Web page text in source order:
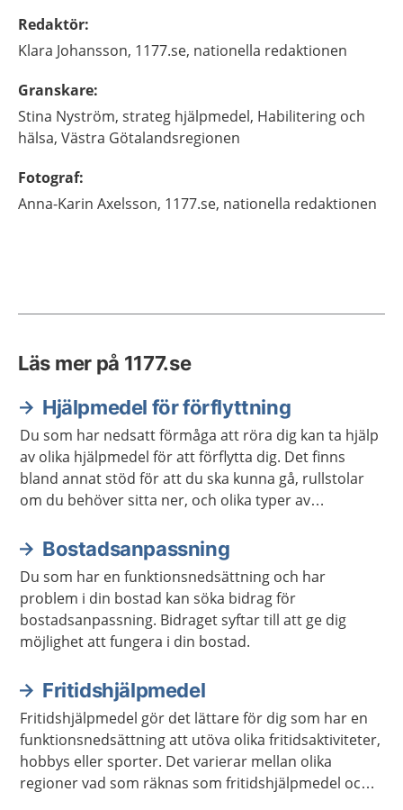
Redaktör:
Klara Johansson, 1177.se, nationella redaktionen
Granskare:
Stina Nyström, strateg hjälpmedel, Habilitering och
hälsa, Västra Götalandsregionen
Fotograf:
Anna-Karin Axelsson, 1177.se, nationella redaktionen
Läs mer på 1177.se
Hjälpmedel för förflyttning
Du som har nedsatt förmåga att röra dig kan ta hjälp
av olika hjälpmedel för att förflytta dig. Det finns
bland annat stöd för att du ska kunna gå, rullstolar
om du behöver sitta ner, och olika typer av
Bostadsanpassning
Du som har en funktionsnedsättning och har
problem i din bostad kan söka bidrag för
bostadsanpassning. Bidraget syftar till att ge dig
möjlighet att fungera i din bostad.
Fritidshjälpmedel
Fritidshjälpmedel gör det lättare för dig som har en
funktionsnedsättning att utöva olika fritidsaktiviteter,
hobbys eller sporter. Det varierar mellan olika
regioner vad som räknas som fritidshjälpmedel och